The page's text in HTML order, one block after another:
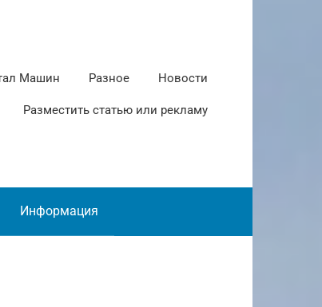
Машин Разное Новости
Разместить статью или рекламу
Информация